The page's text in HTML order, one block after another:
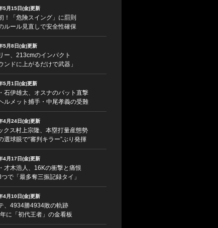
5月15日(金)更新
！「危険スイング」に罰則
ルール見直しで安全性確保
5月8日(金)更新
ー、213cmのインパクト
ンドに上がるだけで武器」
5月1日(金)更新
石伊雄太、オスナのバット直撃
ルメット捕手・中尾孝義の受難
4月24日(金)更新
クス村上宗隆、本塁打量産態勢
選球眼で“審判キラー”ぶり発揮
4月17日(金)更新
才木浩人、16Kの衝撃と痛恨
で「最多奪三振記録タイ」
4月10日(金)更新
、4934勝4934敗の軌跡
に「初代王者」の金看板